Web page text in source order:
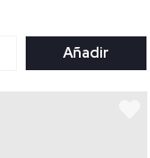
Añadir